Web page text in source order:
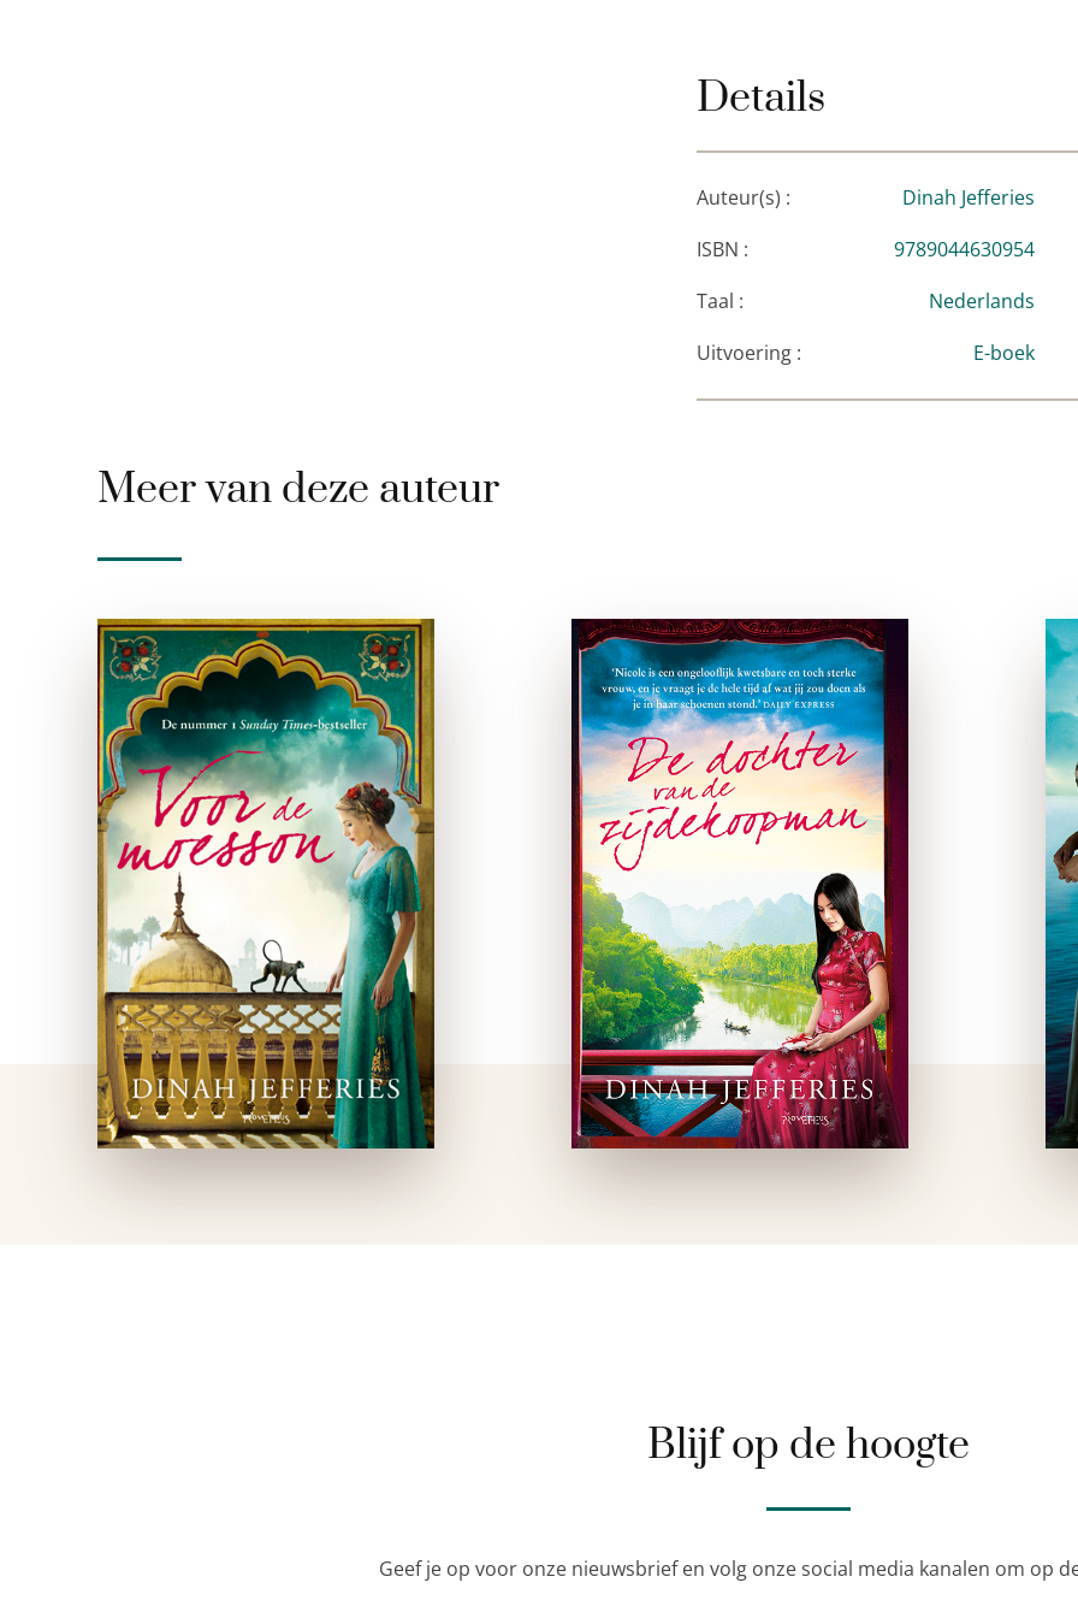
‘Een aangrijpend verhaal over liefde,
‘Rijk en ongelooflijk levensecht.De vrouw
best. Gewoonweg betoverend.’The
Details
Auteur(s) :
Dinah Jefferies
ISBN :
9789044630954
Taal :
Nederlands
Uitvoering :
E-boek
Meer van deze auteur
Voor de moesson
e-boek
De nummer 1 Sunday Times-
bestseller ‘Voor de moesson
is een zinderende,
opzienbarende pageturner
en bevestigt Jefferies’
reputatie als een sublieme
verteller en een
scherpzinnig observator van
de twintigste-eeuwse
koloniale geschiedenis.’ …
De Dochter van de
zijdekoopman
e-boek
Frans-Indochina, 1952. Sinds
het overlijden van haar
moeder leeft de achttien jaar
oude half Franse, half
Vietnamese Nicole in de
schaduw van haar knappe
oudere zus Sylvie. Wanneer
hun vader …
Blijf op de hoogte
Geef je op voor onze nieuwsbrief en volg onze social media kanalen om op